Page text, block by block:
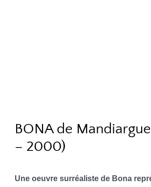
BONA de
– 2000)
Une oeuvre surréaliste de Bona